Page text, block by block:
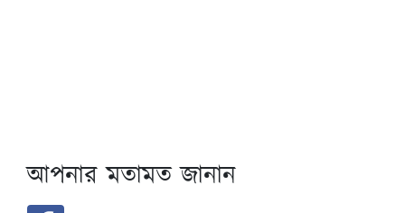
আপনার মতামত জানান